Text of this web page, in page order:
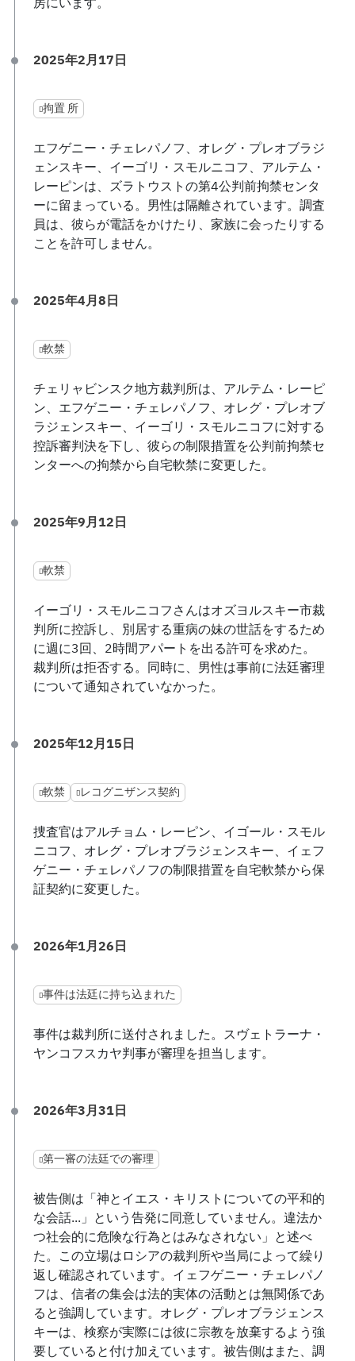
2025年2月17日
拘置 所
エフゲニー・チェレパノフ、オレグ・プレオブラジ
ェンスキー、イーゴリ・スモルニコフ、アルテム・
レーピンは、ズラトウストの第4公判前拘禁センタ
ーに留まっている。男性は隔離されています。調査
員は、彼らが電話をかけたり、家族に会ったりする
ことを許可しません。
2025年4月8日
軟禁
チェリャビンスク地方裁判所は、アルテム・レーピ
ン、エフゲニー・チェレパノフ、オレグ・プレオブ
ラジェンスキー、イーゴリ・スモルニコフに対する
控訴審判決を下し、彼らの制限措置を公判前拘禁セ
ンターへの拘禁から自宅軟禁に変更した。
2025年9月12日
軟禁
イーゴリ・スモルニコフさんはオズヨルスキー市裁
判所に控訴し、別居する重病の妹の世話をするため
に週に3回、2時間アパートを出る許可を求めた。
裁判所は拒否する。同時に、男性は事前に法廷審理
について通知されていなかった。
2025年12月15日
軟禁 レコグニザンス契約
捜査官はアルチョム・レーピン、イゴール・スモル
ニコフ、オレグ・プレオブラジェンスキー、イェフ
ゲニー・チェレパノフの制限措置を自宅軟禁から保
証契約に変更した。
2026年1月26日
事件は法廷に持ち込まれた
事件は裁判所に送付されました。スヴェトラーナ・
ヤンコフスカヤ判事が審理を担当します。
2026年3月31日
第一審の法廷での審理
被告側は「神とイエス・キリストについての平和的
な会話...」という告発に同意していません。違法か
つ社会的に危険な行為とはみなされない」と述べ
た。この立場はロシアの裁判所や当局によって繰り
返し確認されています。イェフゲニー・チェレパノ
フは、信者の集会は法的実体の活動とは無関係であ
ると強調しています。オレグ・プレオブラジェンス
キーは、検察が実際には彼に宗教を放棄するよう強
要していると付け加えています。被告側はまた、調